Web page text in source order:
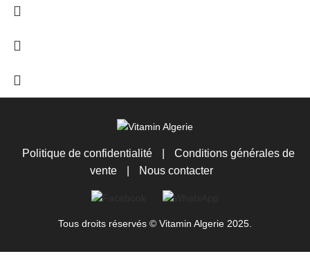
Politique de confidentialité
Conditions générales de
vente
Nous contacter
Tous droits réservés © Vitamin Algerie 2025.